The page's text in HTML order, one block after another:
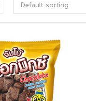
Default sorting